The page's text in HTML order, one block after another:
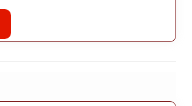
スクの 1 つであるアフィヨンカラヒサー
イ (グランド モスク) を訪れてください。
理の両方。